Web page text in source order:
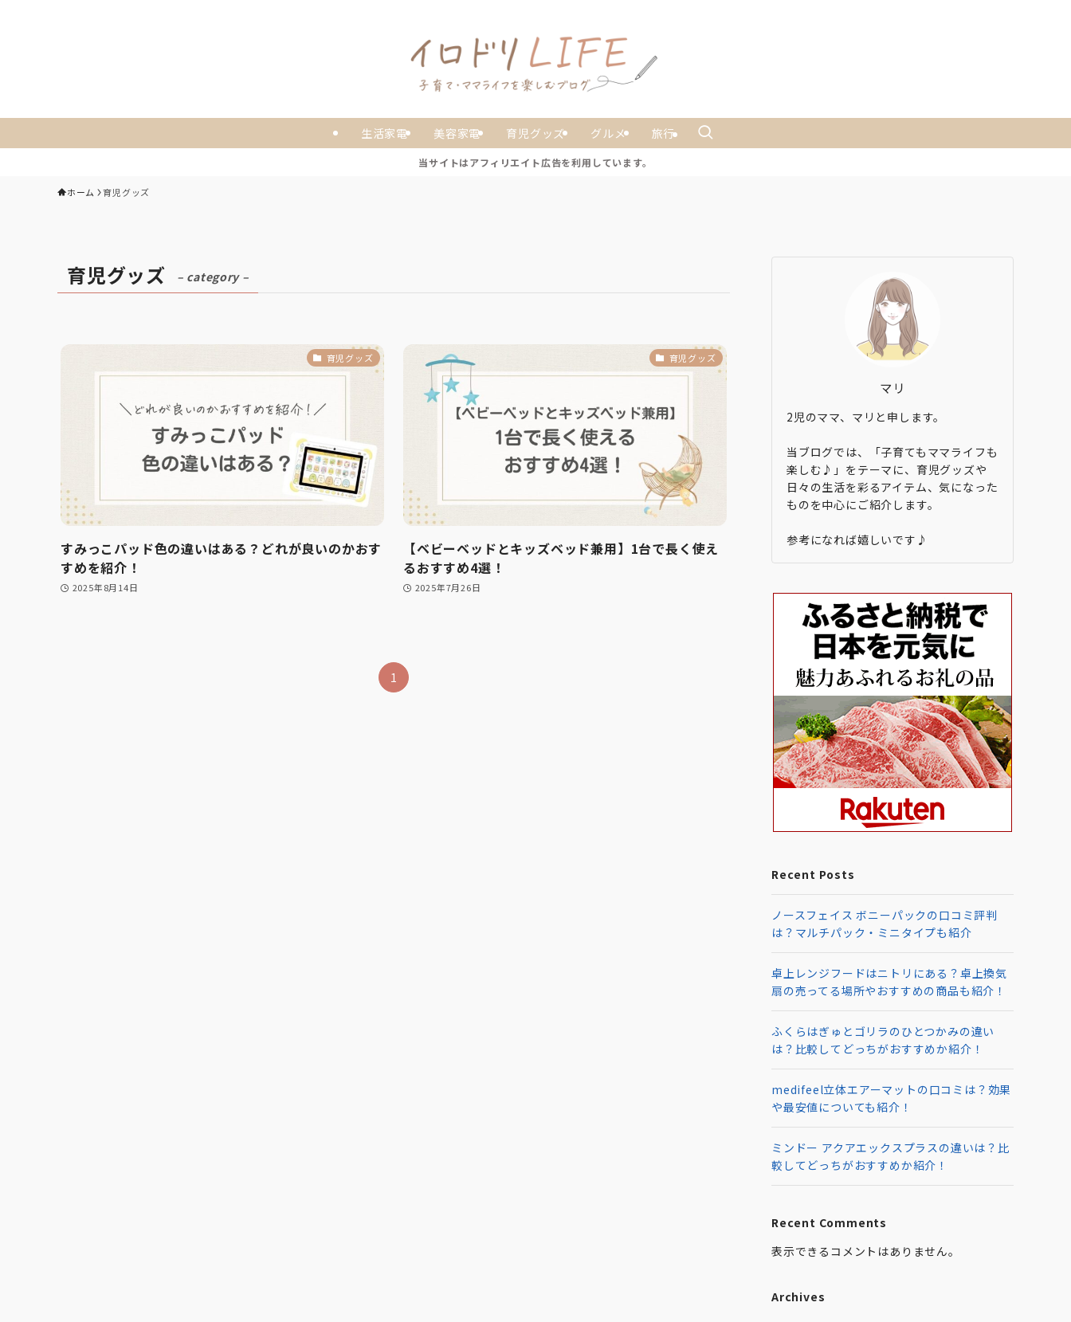
生活家電 美容家電 育児グッズ グルメ 旅行
当サイトはアフィリエイト広告を利用しています。
ホーム 育児グッズ
育児グッズ – category –
育児グッズ
すみっこパッド色の違いはある？どれが良いのかおす
すめを紹介！
2025年8月14日
育児グッズ
【ベビーベッドとキッズベッド兼用】1台で長く使え
るおすすめ4選！
2025年7月26日
1
マリ
2児のママ、マリと申します。
当ブログでは、「子育てもママライフも
楽しむ♪」をテーマに、育児グッズや
日々の生活を彩るアイテム、気になった
ものを中心にご紹介します。
参考になれば嬉しいです♪
Recent Posts
ノースフェイス ボニーパックの口コミ評判
は？マルチパック・ミニタイプも紹介
卓上レンジフードはニトリにある？卓上換気
扇の売ってる場所やおすすめの商品も紹介！
ふくらはぎゅとゴリラのひとつかみの違い
は？比較してどっちがおすすめか紹介！
medifeel立体エアーマットの口コミは？効果
や最安値についても紹介！
ミンドー アクアエックスプラスの違いは？比
較してどっちがおすすめか紹介！
Recent Comments
表示できるコメントはありません。
Archives